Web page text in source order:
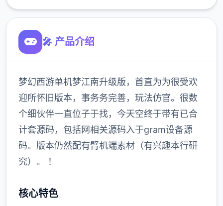
🎤 产品介绍
梦幻西游单机梦江南升级版，首直为为很受欢
迎所怀旧版本，事务务完善，玩法仿官。很数
个细伙伴一直位子于找，今天空终于带有已合
计套源码，包括网相关源码入于gram设备源
码。版本仍然配有臂机端素材（有兴趣本行研
究）。 ！
核心特色